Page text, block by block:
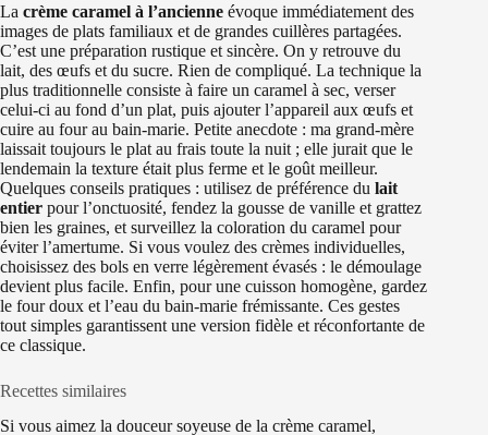
La crème caramel à l’ancienne évoque immédiatement des
images de plats familiaux et de grandes cuillères partagées.
C’est une préparation rustique et sincère. On y retrouve du
lait, des œufs et du sucre. Rien de compliqué. La technique la
plus traditionnelle consiste à faire un caramel à sec, verser
celui‑ci au fond d’un plat, puis ajouter l’appareil aux œufs et
cuire au four au bain‑marie. Petite anecdote : ma grand‑mère
laissait toujours le plat au frais toute la nuit ; elle jurait que le
lendemain la texture était plus ferme et le goût meilleur.
Quelques conseils pratiques : utilisez de préférence du lait
entier pour l’onctuosité, fendez la gousse de vanille et grattez
bien les graines, et surveillez la coloration du caramel pour
éviter l’amertume. Si vous voulez des crèmes individuelles,
choisissez des bols en verre légèrement évasés : le démoulage
devient plus facile. Enfin, pour une cuisson homogène, gardez
le four doux et l’eau du bain‑marie frémissante. Ces gestes
tout simples garantissent une version fidèle et réconfortante de
ce classique.
Recettes similaires
Si vous aimez la douceur soyeuse de la crème caramel,